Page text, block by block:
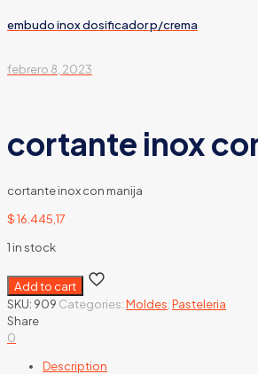
embudo inox dosificador p/crema
febrero 8, 2023
cortante inox
cortante inox con manija
$16.445,17
1 in stock
Add to cart
SKU: 909 Categories:Moldes Pasteleria
Share
0
Description